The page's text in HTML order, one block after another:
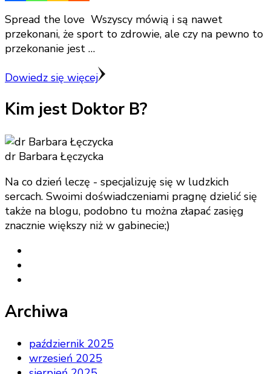
Spread the love Wszyscy mówią i są nawet
przekonani, że sport to zdrowie, ale czy na pewno to
przekonanie jest …
Dowiedz się więcej
Kim jest Doktor B?
dr Barbara Łęczycka
Na co dzień leczę - specjalizuję się w ludzkich
sercach. Swoimi doświadczeniami pragnę dzielić się
także na blogu, podobno tu można złapać zasięg
znacznie większy niż w gabinecie;)
Archiwa
październik 2025
wrzesień 2025